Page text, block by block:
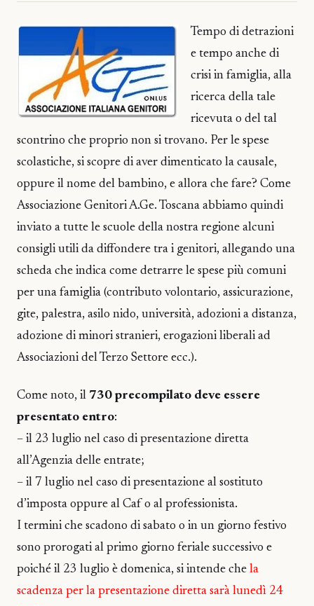
Tempo di detrazioni
e tempo anche di
crisi in famiglia, alla
ricerca della tale
ricevuta o del tal
scontrino che proprio non si trovano. Per le spese
scolastiche, si scopre di aver dimenticato la causale,
oppure il nome del bambino, e allora che fare? Come
Associazione Genitori A.Ge. Toscana abbiamo quindi
inviato a tutte le scuole della nostra regione alcuni
consigli utili da diffondere tra i genitori, allegando una
scheda che indica come detrarre le spese più comuni
per una famiglia (contributo volontario, assicurazione,
gite, palestra, asilo nido, università, adozioni a distanza,
adozione di minori stranieri, erogazioni liberali ad
Associazioni del Terzo Settore ecc.).
Come noto, il 730 precompilato deve essere
presentato entro:
– il 23 luglio nel caso di presentazione diretta
all’Agenzia delle entrate;
– il 7 luglio nel caso di presentazione al sostituto
d’imposta oppure al Caf o al professionista.
I termini che scadono di sabato o in un giorno festivo
sono prorogati al primo giorno feriale successivo e
poiché il 23 luglio è domenica, si intende che la
scadenza per la presentazione diretta sarà lunedì 24